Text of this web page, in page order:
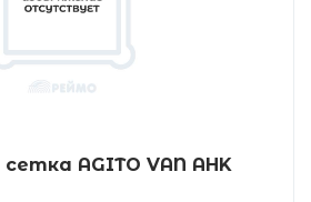
AGITO VAN AHK